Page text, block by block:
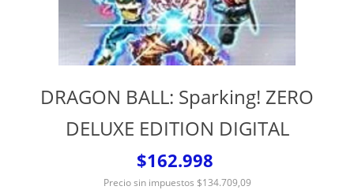
DRAGON BALL: Sparking! ZERO
DELUXE EDITION DIGITAL
$162.998
Precio sin impuestos $134.709,09